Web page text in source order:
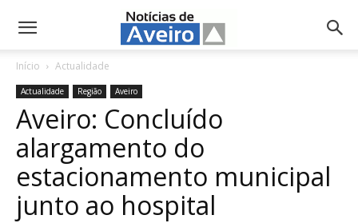
NotíciasdeAveiro.pt
Início Actualidade
Actualidade Região Aveiro
Aveiro: Concluído
alargamento do
estacionamento municipal
junto ao hospital